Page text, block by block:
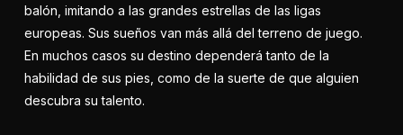
balón, imitando a las grandes estrellas de las ligas
europeas. Sus sueños van más allá del terreno de juego.
En muchos casos su destino dependerá tanto de la
habilidad de sus pies, como de la suerte de que alguien
descubra su talento.